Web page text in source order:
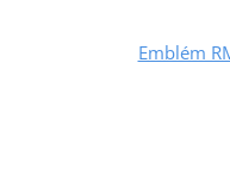
Emblém